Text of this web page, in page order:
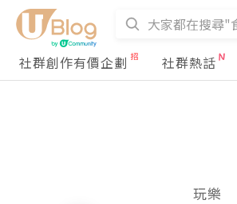
社群創作有價企劃
社群熱話
玩樂